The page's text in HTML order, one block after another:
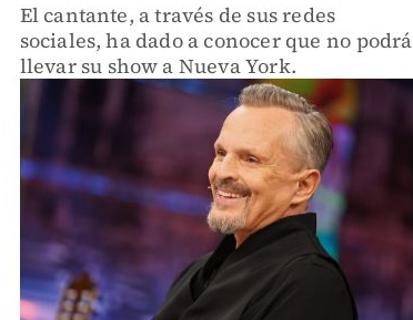
El cantante, a través de sus redes
sociales, ha dado a conocer que no podrá
llevar su show a Nueva York.